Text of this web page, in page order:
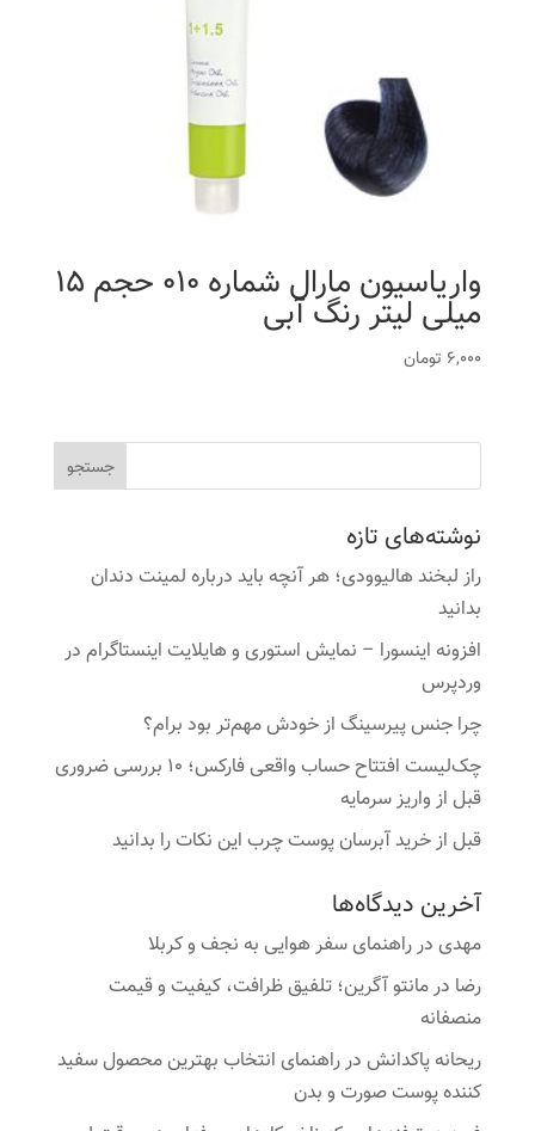
واریاسیون مارال شماره 010 حجم 15
میلی لیتر رنگ آبی
6,000 تومان
نوشته‌های تازه
راز لبخند هالیوودی؛ هر آنچه باید درباره لمینت دندان
بدانید
افزونه اینسورا – نمایش استوری و هایلایت اینستاگرام در
وردپرس
چرا جنس پیرسینگ از خودش مهم‌تر بود برام؟
چک‌لیست افتتاح حساب واقعی فارکس؛ ۱۰ بررسی ضروری
قبل از واریز سرمایه
قبل از خرید آبرسان پوست چرب این نکات را بدانید
آخرین دیدگاه‌ها
مهدیدرراهنمای سفر هوایی به نجف و کربلا
رضا درمانتو آگرین؛ تلفیق ظرافت، کیفیت و قیمت
منصفانه
ریحانه پاکدانشدرراهنمای انتخاب بهترین محصول سفید
کننده پوست صورت و بدن